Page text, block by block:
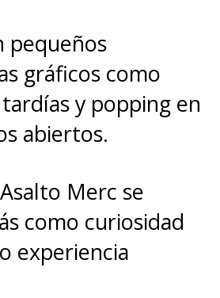
pequeños
gráficos como
y popping en
abiertos.
Merc se
como curiosidad
experiencia